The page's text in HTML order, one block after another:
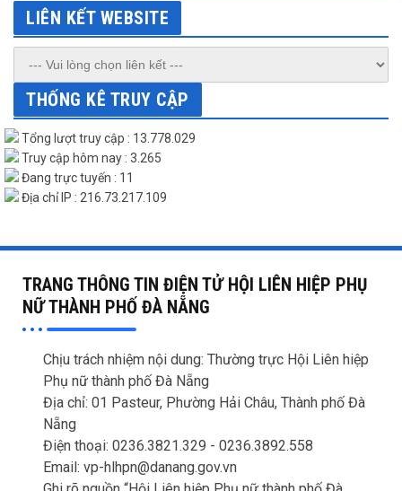
LIÊN KẾT WEBSITE
THỐNG KÊ TRUY CẬP
Tổng lượt truy cập : 13.778.029
Truy cập hôm nay : 3.265
Đang trực tuyến : 11
Địa chỉ IP : 216.73.217.109
TRANG THÔNG TIN ĐIỆN TỬ HỘI LIÊN HIỆP PHỤ
NỮ THÀNH PHỐ ĐÀ NẴNG
Chịu trách nhiệm nội dung: Thường trực Hội Liên hiệp
Phụ nữ thành phố Đà Nẵng
Địa chỉ: 01 Pasteur, Phường Hải Châu, Thành phố Đà
Nẵng
Điện thoại: 0236.3821.329 - 0236.3892.558
Email: vp-hlhpn@danang.gov.vn